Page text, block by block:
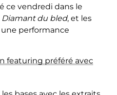
ce vendredi dans le
Diamant du bled, et les
performance
featuring préféré avec